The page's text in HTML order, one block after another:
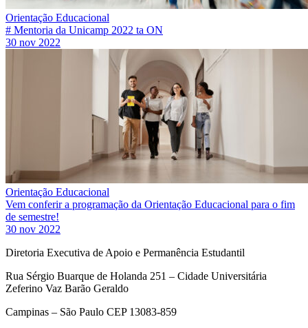
Orientação Educacional
# Mentoria da Unicamp 2022 ta ON
30 nov 2022
Orientação Educacional
Vem conferir a programação da Orientação Educacional para o fim
de semestre!
30 nov 2022
Diretoria Executiva de Apoio e Permanência Estudantil
Rua Sérgio Buarque de Holanda 251 – Cidade Universitária
Zeferino Vaz Barão Geraldo
Campinas – São Paulo CEP 13083-859